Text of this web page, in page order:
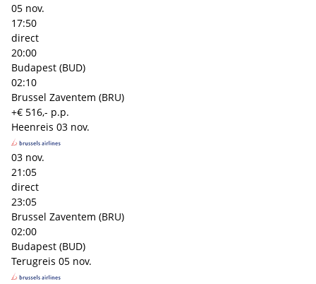
05 nov.
17:50
direct
20:00
Budapest (BUD)
02:10
Brussel Zaventem (BRU)
+€ 516,- p.p.
Heenreis 03 nov.
03 nov.
21:05
direct
23:05
Brussel Zaventem (BRU)
02:00
Budapest (BUD)
Terugreis 05 nov.